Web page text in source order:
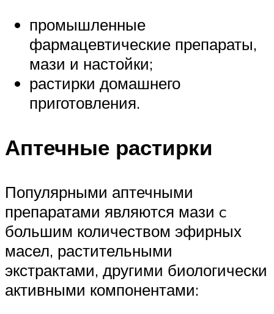
промышленные
фармацевтические препараты,
мази и настойки;
растирки домашнего
приготовления.
Аптечные растирки
Популярными аптечными
препаратами являются мази c
большим количеством эфирных
масел, растительными
экстрактами, другими биологически
активными компонентами: